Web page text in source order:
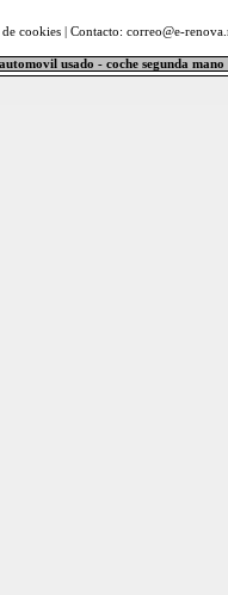
de cookies| Contacto: correo@e-
usado - coche segunda mano